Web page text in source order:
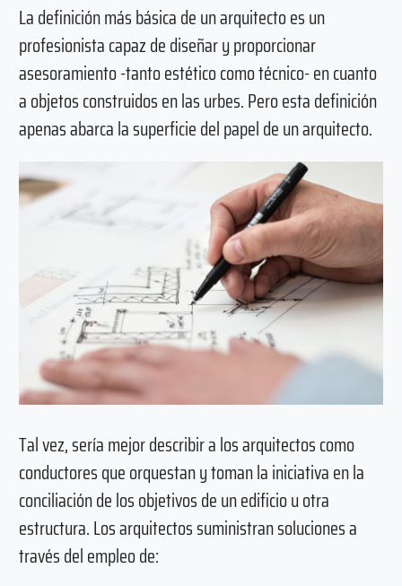
La definición más básica de un arquitecto es un
profesionista capaz de diseñar y proporcionar
asesoramiento -tanto estético como técnico- en cuanto
a objetos construidos en las urbes. Pero esta definición
apenas abarca la superficie del papel de un arquitecto.
Tal vez, sería mejor describir a los arquitectos como
conductores que orquestan y toman la iniciativa en la
conciliación de los objetivos de un edificio u otra
estructura. Los arquitectos suministran soluciones a
través del empleo de: